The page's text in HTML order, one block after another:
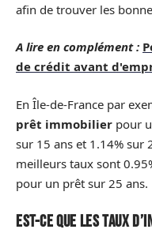
afin de trouver les
A lire en complément :
de crédit avant
En Île-de-France par
prêt immobilier pour
sur 15 ans et 1.14% sur
meilleurs taux sont
pour un prêt sur 25 ans.
Est-ce que les taux